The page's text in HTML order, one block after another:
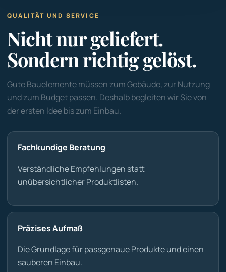
QUALITÄT UND SERVICE
Nicht nur geliefert.
Sondern richtig gelöst.
Gute Bauelemente müssen zum Gebäude, zur Nutzung
und zum Budget passen. Deshalb begleiten wir Sie von
der ersten Idee bis zum Einbau.
Fachkundige Beratung
Verständliche Empfehlungen statt
unübersichtlicher Produktlisten.
Präzises Aufmaß
Die Grundlage für passgenaue Produkte und einen
sauberen Einbau.